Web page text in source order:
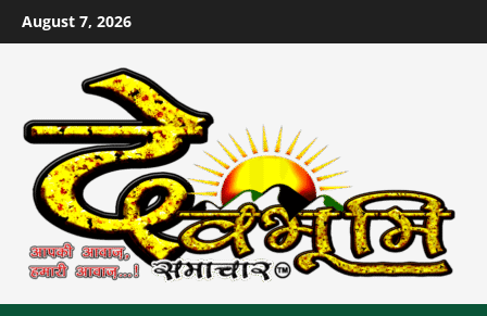
Skip
to
August 7, 2026